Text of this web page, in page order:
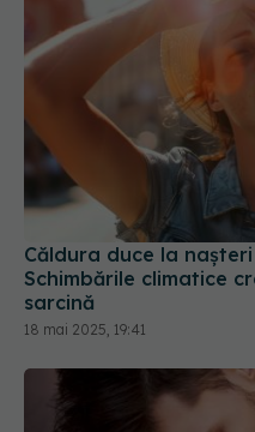
Căldura duce la
Schimbările climatice
sarcină
18 mai 2025, 19:41